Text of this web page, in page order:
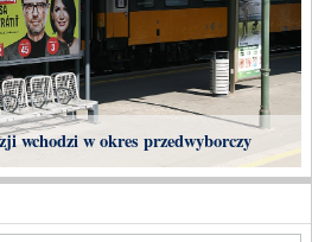
wchodzi w okres przedwyborczy